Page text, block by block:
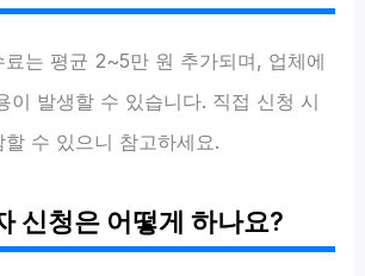
는 평균 2~5만 원 추가되며, 업체에
이 발생할 수 있습니다. 직접 신청 시
수 있으니 참고하세요.
신청은 어떻게 하나요?